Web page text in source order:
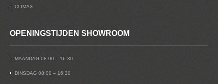
CLIMAX
OPENINGSTIJDEN SHOWROOM
MAANDAG 08:00 – 16:30
DINSDAG 08:00 – 16:30